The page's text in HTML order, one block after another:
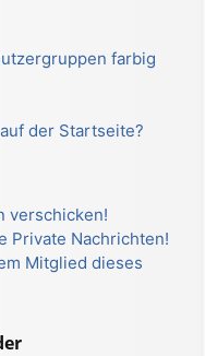
farbig
der Startseite?
verschicken!
Private Nachrichten!
Mitglied dieses